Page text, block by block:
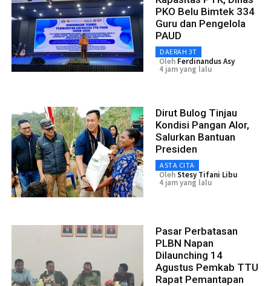
PKO Belu Bimtek 334
Guru dan Pengelola
PAUD
DAERAH 3T
Oleh Ferdinandus Asy
4 jam yang lalu
Dirut Bulog Tinjau
Kondisi Pangan Alor,
Salurkan Bantuan
Presiden
ASTA CITA
OlehStesy Tifani Libu
4 jam yang lalu
Pasar Perbatasan
PLBN Napan
Dilaunching 14
Agustus Pemkab TTU
Rapat Pemantapan